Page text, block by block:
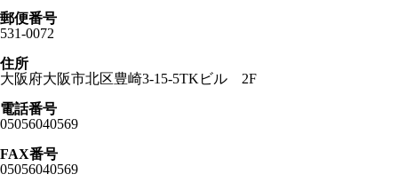
郵便番号
531-0072
住所
大阪府大阪市北区豊崎3-15-5TKビル 2F
電話番号
05056040569
FAX番号
05056040569